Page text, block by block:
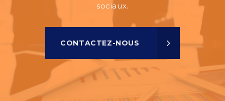
sociaux.
CONTACTEZ-NOUS